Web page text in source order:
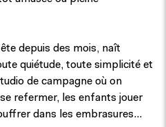
depuis des mois, naît
quiétude, toute simplicité et
de campagne où on
refermer, les enfants jouer
dans les embrasures…